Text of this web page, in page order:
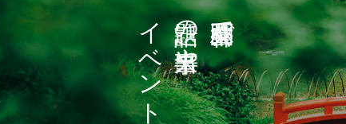
式
が
ご希望の内容やご予算に応じて、おふ
たりらしい「おもてなし」スタイルを
で
の
や
イ
ベ
ン
ト